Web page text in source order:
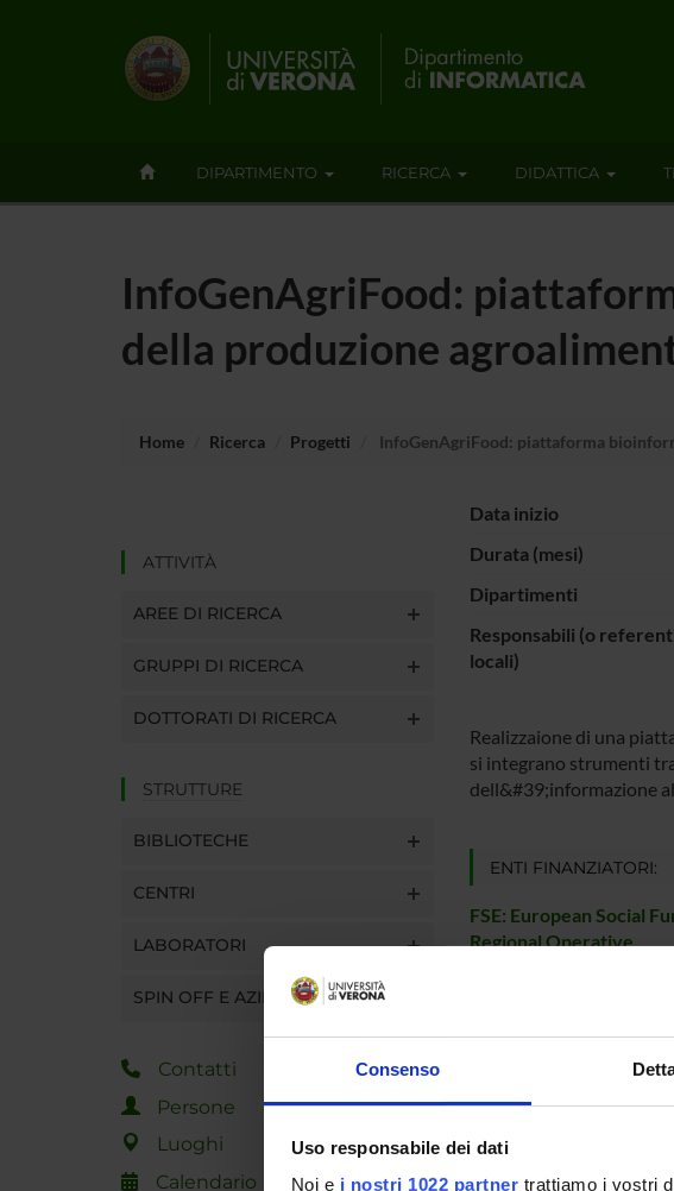
Consenso
Uso responsabile dei dati
Noi e i nostri 1022 partner trattiamo i vostri
DIPARTIMENTO RICERCA DIDATTICA
InfoGenAgriFood:
della produzione
Home Ricerca Progetti InfoGenAgriFood: piattaforma
ATTIVITÀ
AREE DI RICERCA
GRUPPI DI RICERCA
DOTTORATI DI RICERCA
STRUTTURE
BIBLIOTECHE
CENTRI
LABORATORI
SPIN OFF E AZIENDE
Contatti
Persone
Luoghi
Calendario
Data inizio
Durata (mesi)
Dipartimenti
Responsabili (o
locali)
Realizzaione di una
si integrano strumenti
dell&#39;informazione
ENTI FINANZIATORI:
FSE: European Social
Regional Operative
Vincenzo Bonnici
Rosalba Giugno